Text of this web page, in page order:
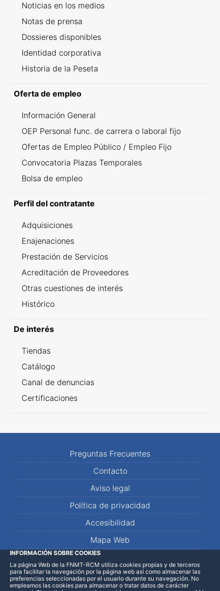
Noticias en los medios
Notas de prensa
Dossieres disponibles
Identidad corporativa
Historia de la Peseta
Oferta de empleo
Información General
OEP Personal func. de carrera o laboral fijo
Ofertas de Empleo Público / Empleo Fijo
Convocatoria Plazas Temporales
Bolsa de empleo
Perfil del contratante
Adquisiciones
Enajenaciones
Prestación de Servicios
Acreditación de Proveedores
Otras cuestiones de interés
Histórico
De interés
Tiendas
Catálogo
Canal de denuncias
Certificaciones
Preguntas Frecuentes
Contacto
Aviso legal
Política de privacidad
Accesibilidad
Mapa Web
LinkedInFacebookWhatsApp
INFORMACIÓN SOBRE COOKIES
La página Web de la FNMT-RCM utiliza cookies propias y de terceros
para facilitar la navegación por la página web así como almacenar las
preferencias seleccionadas por el usuario durante su navegación. No
empleamos las cookies para almacenar o tratar datos de carácter